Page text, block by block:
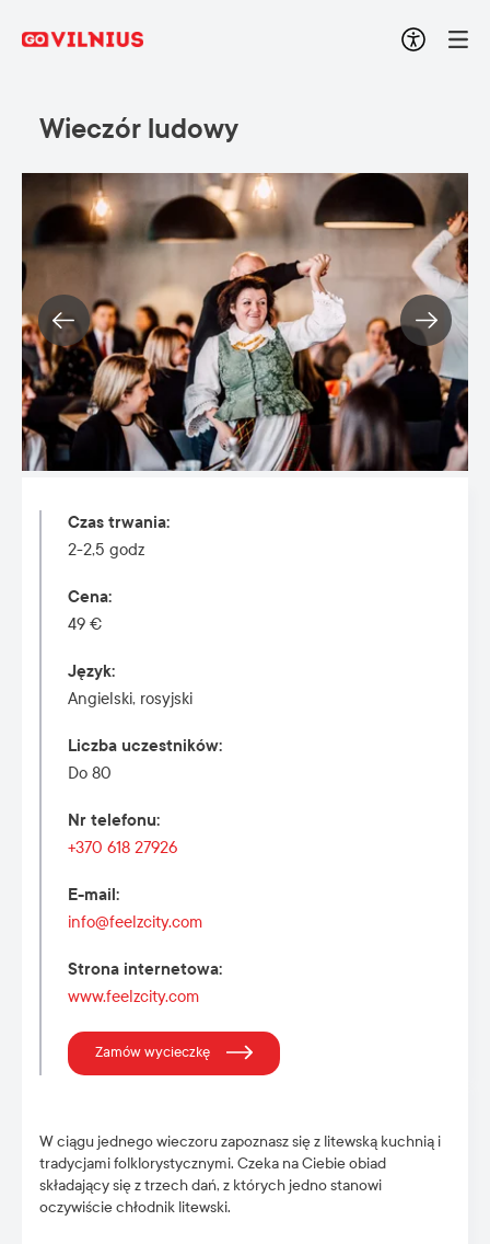
Wieczór ludowy
W ciągu jednego wieczoru zapoznasz się z litewską kuchnią i
tradycjami folklorystycznymi. Czeka na Ciebie obiad
składający się z trzech dań, z których jedno stanowi
oczywiście chłodnik litewski.
Czas trwania:
2-2,5 godz
Cena:
49 €
Język:
Angielski, rosyjski
Liczba uczestników:
Do 80
Nr telefonu:
+370 618 27926
E-mail :
info@feelzcity.com
Strona internetowa:
www.feelzcity.com
Zamów wycieczkę